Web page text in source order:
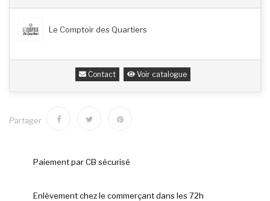
Le Comptoir des Quartiers
Contact Voir catalogue
Partager
Paiement par CB sécurisé
Enlèvement chez le commerçant dans les 72h